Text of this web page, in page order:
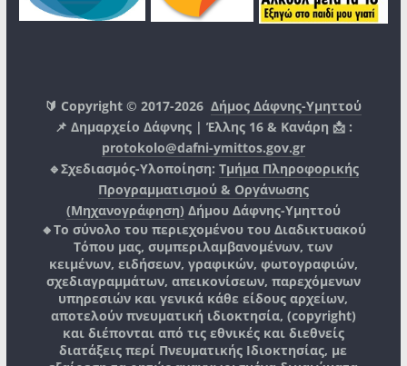
🔰 Copyright © 2017-2026Δήμος Δάφνης-Υμηττού
📌 Δημαρχείο Δάφνης | Έλλης 16 & Κανάρη 📩 :
protokolo@dafni-ymittos.gov.gr
🔹Σχεδιασμός-Υλοποίηση: Τμήμα Πληροφορικής
Προγραμματισμού & Οργάνωσης
(Μηχανογράφηση) Δήμου Δάφνης-Υμηττού
🔸Το σύνολο του περιεχομένου του Διαδικτυακού
Τόπου μας, συμπεριλαμβανομένων, των
κειμένων, ειδήσεων, γραφικών, φωτογραφιών,
σχεδιαγραμμάτων, απεικονίσεων, παρεχόμενων
υπηρεσιών και γενικά κάθε είδους αρχείων,
αποτελούν πνευματική ιδιοκτησία, (copyright)
και διέπονται από τις εθνικές και διεθνείς
διατάξεις περί Πνευματικής Ιδιοκτησίας, με